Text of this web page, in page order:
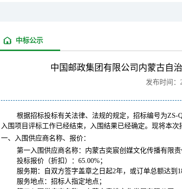
中标公示
中国邮政集团有限公司内蒙古自
发布时间
根据招标投标有关法律、法规的规定，招标编号为
入围项目评标工作已经结束，入围结果已经确定。现将本次
一、入围供应商名称、报价：
第一入围供应商名称：内蒙古奕宸创媒文化传播有限责
投标报价（折扣）：65.00%；
服务期：自双方签字盖章之日起2年，或订单总额达到
服务地点：招标人指定地点；